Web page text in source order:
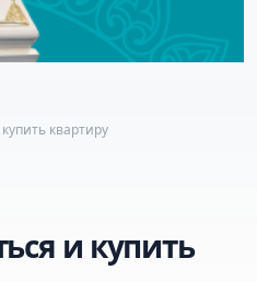
квартиру
и купить